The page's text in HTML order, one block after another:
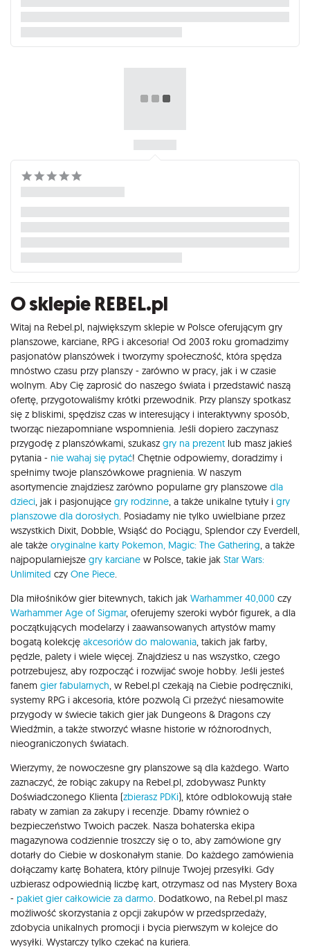
O sklepie REBEL.pl
Witaj na Rebel.pl, największym sklepie w Polsce oferującym gry
planszowe, karciane, RPG i akcesoria! Od 2003 roku gromadzimy
pasjonatów planszówek i tworzymy społeczność, która spędza
mnóstwo czasu przy planszy - zarówno w pracy, jak i w czasie
wolnym. Aby Cię zaprosić do naszego świata i przedstawić naszą
ofertę, przygotowaliśmy krótki przewodnik. Przy planszy spotkasz
się z bliskimi, spędzisz czas w interesujący i interaktywny sposób,
tworząc niezapomniane wspomnienia. Jeśli dopiero zaczynasz
przygodę z planszówkami, szukasz gry na prezent lub masz jakieś
pytania - nie wahaj się pytać! Chętnie odpowiemy, doradzimy i
spełnimy twoje planszówkowe pragnienia. W naszym
asortymencie znajdziesz zarówno popularne gry planszowe dla
dzieci, jak i pasjonujące gry rodzinne, a także unikalne tytuły i gry
planszowe dla dorosłych. Posiadamy nie tylko uwielbiane przez
wszystkich Dixit, Dobble, Wsiąść do Pociągu, Splendor czy Everdell,
ale także oryginalne karty Pokemon, Magic: The Gathering, a także
najpopularniejsze gry karciane w Polsce, takie jak Star Wars:
Unlimited czy One Piece.
Dla miłośników gier bitewnych, takich jak Warhammer 40,000 czy
Warhammer Age of Sigmar, oferujemy szeroki wybór figurek, a dla
początkujących modelarzy i zaawansowanych artystów mamy
bogatą kolekcję akcesoriów do malowania, takich jak farby,
pędzle, palety i wiele więcej. Znajdziesz u nas wszystko, czego
potrzebujesz, aby rozpocząć i rozwijać swoje hobby. Jeśli jesteś
fanem gier fabularnych, w Rebel.pl czekają na Ciebie podręczniki,
systemy RPG i akcesoria, które pozwolą Ci przeżyć niesamowite
przygody w świecie takich gier jak Dungeons & Dragons czy
Wiedźmin, a także stworzyć własne historie w różnorodnych,
nieograniczonych światach.
Wierzymy, że nowoczesne gry planszowe są dla każdego. Warto
zaznaczyć, że robiąc zakupy na Rebel.pl, zdobywasz Punkty
Doświadczonego Klienta (zbierasz PDKi), które odblokowują stałe
rabaty w zamian za zakupy i recenzje. Dbamy również o
bezpieczeństwo Twoich paczek. Nasza bohaterska ekipa
magazynowa codziennie troszczy się o to, aby zamówione gry
dotarły do Ciebie w doskonałym stanie. Do każdego zamówienia
dołączamy kartę Bohatera, który pilnuje Twojej przesyłki. Gdy
uzbierasz odpowiednią liczbę kart, otrzymasz od nas Mystery Boxa
- pakiet gier całkowicie za darmo. Dodatkowo, na Rebel.pl masz
możliwość skorzystania z opcji zakupów w przedsprzedaży,
zdobycia unikalnych promocji i bycia pierwszym w kolejce do
wysyłki. Wystarczy tylko czekać na kuriera.